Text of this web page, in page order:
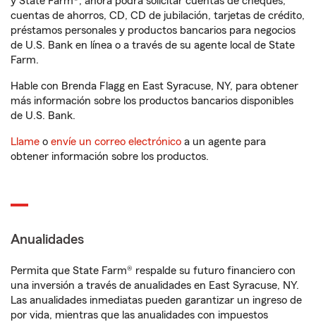
cuentas de ahorros, CD, CD de jubilación, tarjetas de crédito,
préstamos personales y productos bancarios para negocios
de U.S. Bank en línea o a través de su agente local de State
Farm.
Hable con Brenda Flagg en East Syracuse, NY, para obtener
más información sobre los productos bancarios disponibles
de U.S. Bank.
Llame o envíe un correo electrónico a un agente para
obtener información sobre los productos.
Anualidades
Permita que State Farm® respalde su futuro financiero con
una inversión a través de anualidades en East Syracuse, NY.
Las anualidades inmediatas pueden garantizar un ingreso de
por vida, mientras que las anualidades con impuestos